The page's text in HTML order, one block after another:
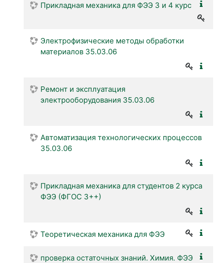
Прикладная механика для ФЭЭ 3 и 4 курс
Электрофизические методы обработки
материалов 35.03.06
Ремонт и эксплуатация
электрооборудования 35.03.06
Автоматизация технологических процессов
35.03.06
Прикладная механика для студентов 2 курса
ФЭЭ (ФГОС 3++)
Теоретическая механика для ФЭЭ
проверка остаточных знаний. Химия. ФЭЭ